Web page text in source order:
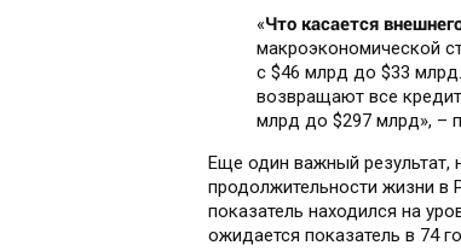
«Что касается
макроэкономической
с $46 млрд до $33
возвращают все
млрд до $297 млрд», –
Еще один важный результат,
продолжительности жизни
показатель находился на
ожидается показатель в 74